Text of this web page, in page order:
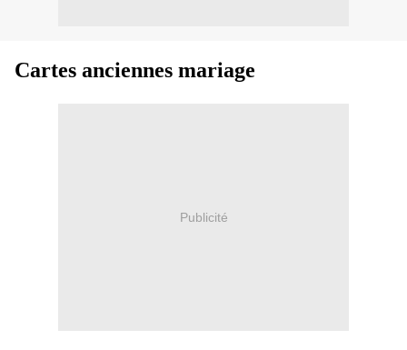
Cartes anciennes mariage
Publicité